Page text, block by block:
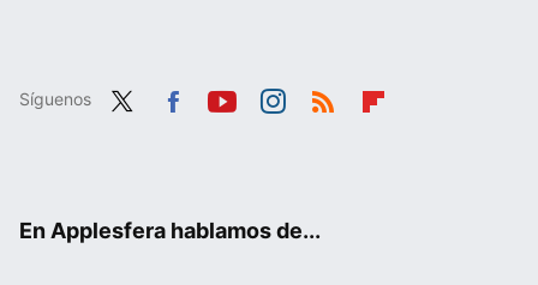
Síguenos
En Applesfera hablamos de...